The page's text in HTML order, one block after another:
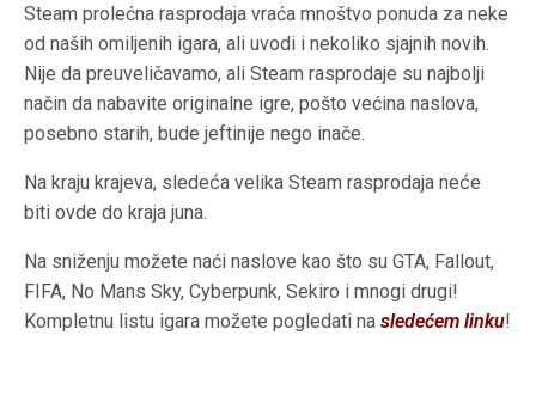
Steam prolećna rasprodaja vraća mnoštvo ponuda za neke
od naših omiljenih igara, ali uvodi i nekoliko sjajnih novih.
Nije da preuveličavamo, ali Steam rasprodaje su najbolji
način da nabavite originalne igre, pošto većina naslova,
posebno starih, bude jeftinije nego inače.
Na kraju krajeva, sledeća velika Steam rasprodaja neće
biti ovde do kraja juna.
Na sniženju možete naći naslove kao što su GTA, Fallout,
FIFA, No Mans Sky, Cyberpunk, Sekiro i mnogi drugi!
Kompletnu listu igara možete pogledati nasledećem linku!